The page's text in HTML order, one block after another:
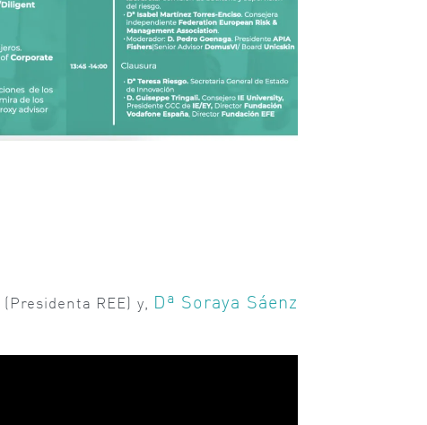
(Presidenta REE) y, Dª Soraya Sáenz